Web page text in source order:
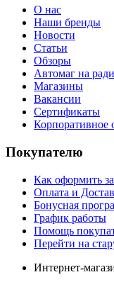
О нас
Наши бренды
Новости
Статьи
Обзоры
Автомаг на
Магазины
Вакансии
Сертификаты
Корпоративное
Покупателю
Как оформить
Оплата и
Бонусная
График работы
Помощь
Перейти на
Интернет-